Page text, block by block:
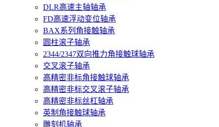
DLR高速主轴轴承
FD高速浮动变位轴承
BAX系列角接触轴承
圆柱滚子轴承
2344/2347双向推力角接触球轴承
交叉滚子轴承
高精密非标角接触球轴承
高精密非标交叉滚子轴承
高精密非标丝杠轴承
英制角接触球轴承
雕刻机轴承